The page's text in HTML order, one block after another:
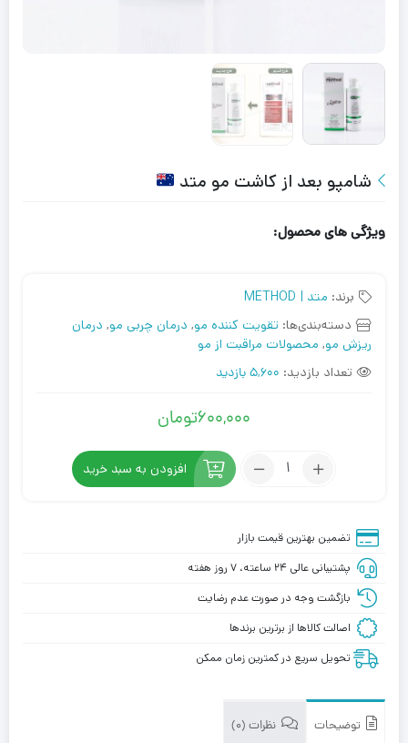
شامپو بعد از کاشت مو متد
ویژگی های محصول:
برند: متد | METHOD
دسته‌بندی‌ها: تقویت کننده مو, درمان چربی مو, درمان
ریزش مو, محصولات مراقبت از مو
تعداد بازدید: 5,600 بازدید
600,000تومان
تعداد:
کاشت
مو
متد
افزودن به سبد خرید
تضمین بهترین قیمت بازار
پشتیبانی عالی ۲۴ ساعته، ۷ روز هفته
بازگشت وجه در صورت عدم رضایت
اصالت کالاها از برترین برندها
تحویل سریع در کمترین زمان ممکن
توضیحات نظرات (0)